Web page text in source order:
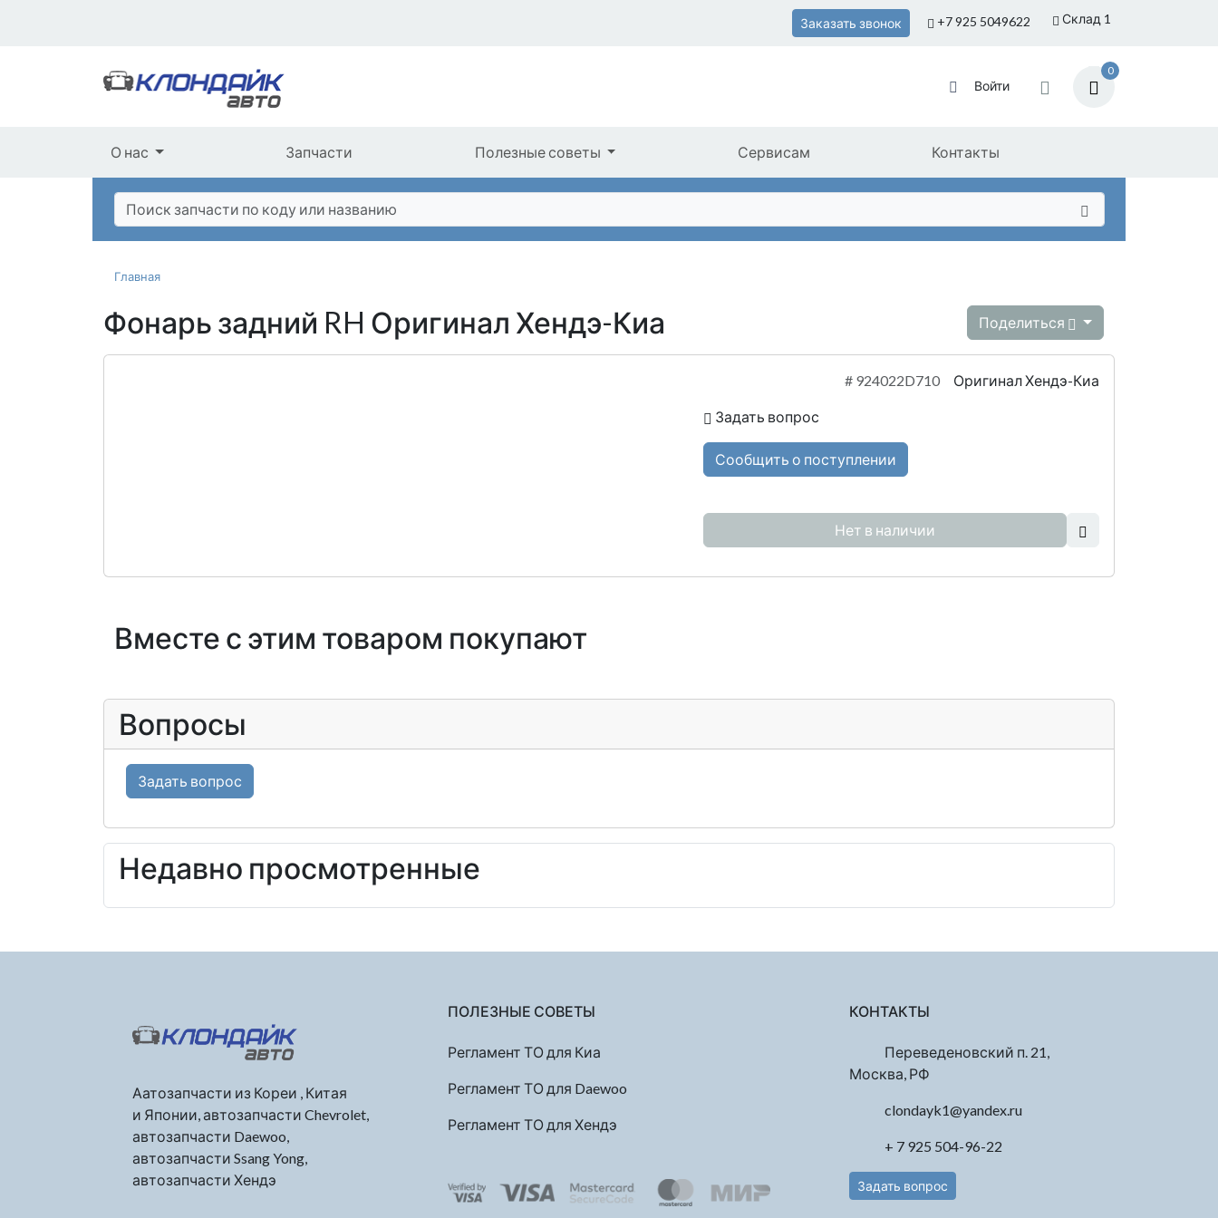
Склад 1
Заказать звонок +7 925 5049622
Войти
0
О нас Запчасти Полезные советы Сервисам Контакты
Главная
Фонарь задний RH Оригинал Хендэ-Киа Поделиться
# 924022D710 Оригинал Хендэ-Киа
Задать вопрос
Сообщить о поступлении
Нет в наличии
Вместе с этим товаром покупают
Вопросы
Задать вопрос
Недавно просмотренные
Аатозапчасти из Кореи , Китая
и Японии, автозапчасти Chevrolet,
автозапчасти Daewoo,
автозапчасти Ssang Yong,
автозапчасти Хендэ
ПОЛЕЗНЫЕ СОВЕТЫ
Регламент ТО для Киа
Регламент ТО для Daewoo
Регламент ТО для Хендэ
КОНТАКТЫ
Переведеновский п. 21,
Москва, РФ
clondayk1@yandex.ru
+ 7 925 504-96-22
Задать вопрос